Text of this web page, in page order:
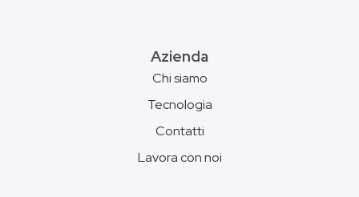
Azienda
Chi siamo
Tecnologia
Contatti
Lavora con noi